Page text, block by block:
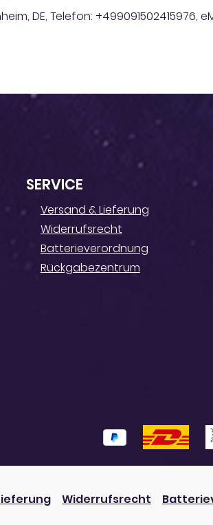
DE, Telefon: +499091502415976,
SERVICE
Versand & Lieferung
Widerrufsrecht
Batterieverordnung
Rückgabezentrum
Widerrufsrecht